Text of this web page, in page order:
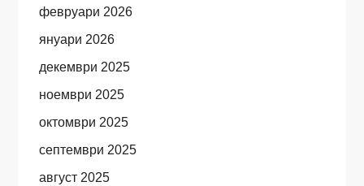
февруари 2026
януари 2026
декември 2025
ноември 2025
октомври 2025
септември 2025
август 2025